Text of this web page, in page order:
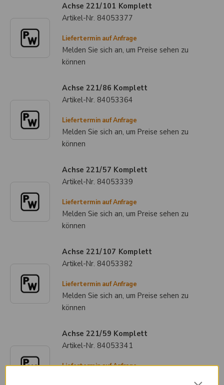
Achse 221/101 Komplett
Artikel-Nr. 84053377
Liefertermin auf Anfrage
Melden Sie sich an, um Preise sehen zu
können
Achse 221/86 Komplett
Artikel-Nr. 84053364
Liefertermin auf Anfrage
Melden Sie sich an, um Preise sehen zu
können
Achse 221/57 Komplett
Artikel-Nr. 84053339
Liefertermin auf Anfrage
Melden Sie sich an, um Preise sehen zu
können
Achse 221/107 Komplett
Artikel-Nr. 84053382
Liefertermin auf Anfrage
Melden Sie sich an, um Preise sehen zu
können
Achse 221/59 Komplett
Artikel-Nr. 84053341
Liefertermin auf Anfrage